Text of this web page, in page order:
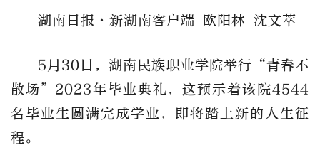
湖南日报·新湖南客户端 欧阳林 沈文萃
5月30日，湖南民族职业学院举行“青春不
散场”2023年毕业典礼，这预示着该院4544
名毕业生圆满完成学业，即将踏上新的人生征
程。